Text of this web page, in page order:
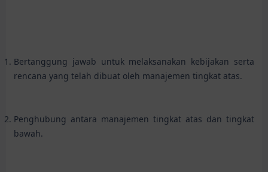
Bertanggung jawab untuk melaksanakan kebijakan serta
rencana yang telah dibuat oleh manajemen tingkat atas.
Penghubung antara manajemen tingkat atas dan tingkat
bawah.